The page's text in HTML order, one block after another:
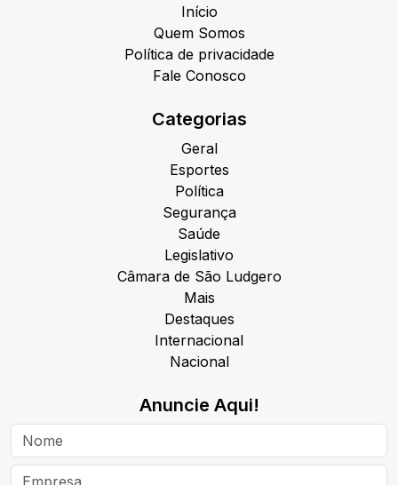
Início
Quem Somos
Política de privacidade
Fale Conosco
Categorias
Geral
Esportes
Política
Segurança
Saúde
Legislativo
Câmara de São Ludgero
Mais
Destaques
Internacional
Nacional
Anuncie Aqui!